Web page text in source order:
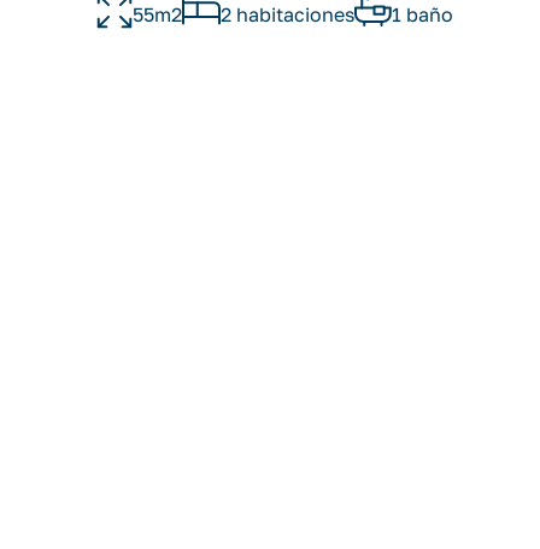
55m2 2 habitaciones 1 baño